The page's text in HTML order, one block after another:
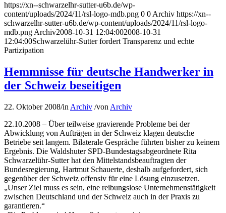
https://xn--schwarzelhr-sutter-u6b.de/wp-
content/uploads/2024/11/rsl-logo-mdb.png 0 0Archiv https://xn--
schwarzelhr-sutter-u6b.de/wp-content/uploads/2024/11/rsl-logo-
mdb.pngArchiv2008-10-31 12:04:002008-10-31
12:04:00Schwarzelühr-Sutter fordert Transparenz und echte
Partizipation
Hemmnisse für deutsche Handwerker in
der Schweiz beseitigen
22. Oktober 2008/in Archiv /von Archiv
22.10.2008 – Über teilweise gravierende Probleme bei der
Abwicklung von Aufträgen in der Schweiz klagen deutsche
Betriebe seit langem. Bilaterale Gespräche führten bisher zu keinem
Ergebnis. Die Waldshuter SPD-Bundestagsabgeordnete Rita
Schwarzelühr-Sutter hat den Mittelstandsbeauftragten der
Bundesregierung, Hartmut Schauerte, deshalb aufgefordert, sich
gegenüber der Schweiz offensiv für eine Lösung einzusetzen.
„Unser Ziel muss es sein, eine reibungslose Unternehmenstätigkeit
zwischen Deutschland und der Schweiz auch in der Praxis zu
garantieren.“